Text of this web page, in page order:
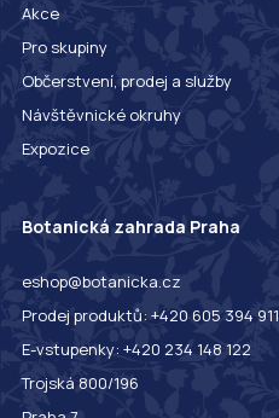
Akce
Pro skupiny
Občerstvení, prodej a služby
Návštěvnické okruhy
Expozice
Botanická zahrada Praha
eshop@botanicka.cz
Prodej produktů: +420 605 394 911
E-vstupenky: +420 234 148 122
Trojská 800/196